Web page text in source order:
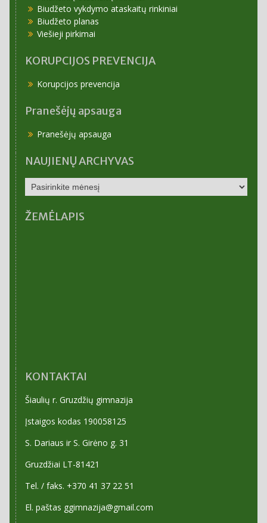
Biudžeto vykdymo ataskaitų rinkiniai
Biudžeto planas
Viešieji pirkimai
KORUPCIJOS PREVENCIJA
Korupcijos prevencija
Pranešėjų apsauga
Pranešėjų apsauga
NAUJIENŲ ARCHYVAS
NAUJIENŲ
ARCHYVAS
ŽEMĖLAPIS
KONTAKTAI
Šiaulių r. Gruzdžių gimnazija
Įstaigos kodas 190058125
S. Dariaus ir S. Girėno g. 31
Gruzdžiai LT-81421
Tel. / faks. +370 41 37 22 51
El. paštas ggimnazija@gmail.com